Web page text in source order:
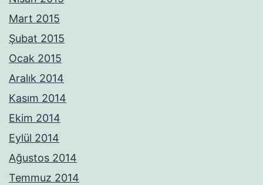
Mart 2015
Şubat 2015
Ocak 2015
Aralık 2014
Kasım 2014
Ekim 2014
Eylül 2014
Ağustos 2014
Temmuz 2014